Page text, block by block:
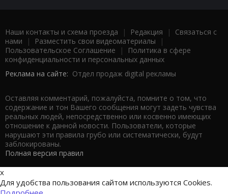
Наши контакты и схема проезда | Редакция | Связаться с
нами | Разместить свои видеоматериалы |
Пользовательское Соглашение |
Политика в сфере
конфиденциальности и персональных данных
Реклама на сайте: Отдел продаж digital рекламы
Оставляя комментарий, пожалуйста, помните о том, что
содержание и тон Вашего сообщения могут задеть чувства
реальных людей, непосредственно или косвенно имеющих
отношение к данной новости. Пользователи, которые
нарушают эти правила грубо или систематически, будут
заблокированы.
Полная версия правил
x
Для удобства пользования сайтом используются Cookies.